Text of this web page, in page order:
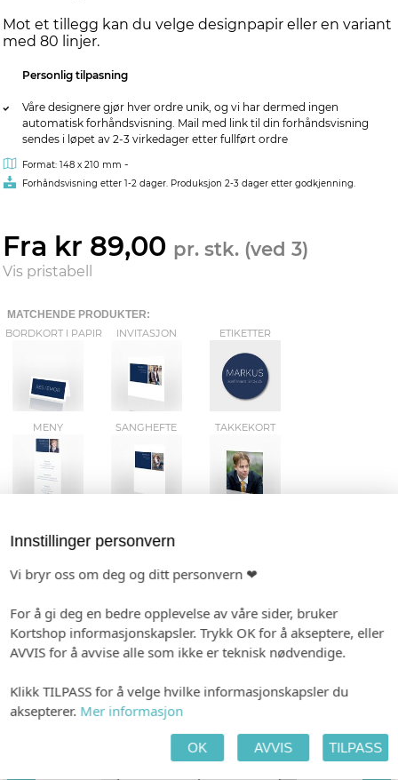
Mot et tillegg kan du velge designpapir eller en variant
med 80 linjer.
Personlig tilpasning
Våre designere gjør hver ordre unik, og vi har dermed ingen
automatisk forhåndsvisning. Mail med link til din forhåndsvisning
sendes i løpet av 2-3 virkedager etter fullført ordre
Format: 148 x 210 mm -
Forhåndsvisning etter 1-2 dager. Produksjon 2-3 dager etter godkjenning.
Fra kr 89,00 pr. stk. (ved 3)
Vis pristabell
MATCHENDE PRODUKTER:
BORDKORT I PAPIR
INVITASJON ETIKETTER
MENY SANGHEFTE TAKKEKORT
PAPIR
Hvitt, ubestrøket
Innstillinger personvern
Vi bryr oss om deg og ditt personvern ❤
For å gi deg en bedre opplevelse av våre sider, bruker
Kortshop informasjonskapsler. Trykk OK for å akseptere, eller
AVVIS for å avvise alle som ikke er teknisk nødvendige.
Klikk TILPASS for å velge hvilke informasjonskapsler du
aksepterer. Mer informasjon
OK AVVIS TILPASS